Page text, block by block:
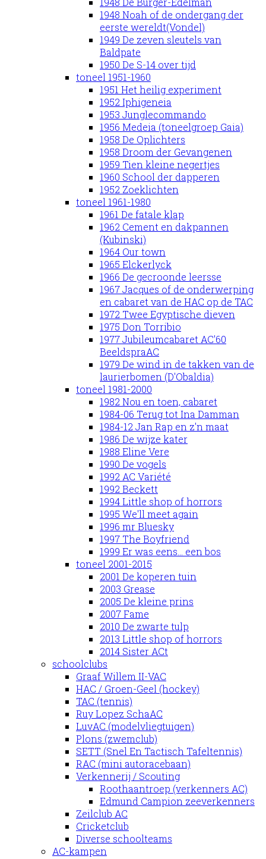
1948 Noah of de ondergang der
eerste wereldt(Vondel)
1949 De zeven sleutels van
Baldpate
1950 De S-14 over tijd
toneel 1951-1960
1951 Het heilig experiment
1952 Iphigeneia
1953 Junglecommando
1956 Medeia (toneelgroep Gaia)
1958 De Oplichters
1958 Droom der Gevangenen
1959 Tien kleine negertjes
1960 School der dapperen
1952 Zoeklichten
toneel 1961-1980
1961 De fatale klap
1962 Cement en dakpannen
(Kubinski)
1964 Our town
1965 Elckerlyck
1966 De gecroonde leersse
1967 Jacques of de onderwerping
en cabaret van de HAC op de TAC
1972 Twee Egyptische dieven
1975 Don Torribio
1977 Jubileumcabaret AC'60
BeeldspraAC
1979 De wind in de takken van de
laurierbomen (D'Obaldia)
toneel 1981-2000
1982 Nou en toen, cabaret
1984-06 Terug tot Ina Damman
1984-12 Jan Rap en z'n maat
1986 De wijze kater
1988 Eline Vere
1990 De vogels
1992 AC Variété
1992 Beckett
1994 Little shop of horrors
1995 We'll meet again
1996 mr Bluesky
1997 The Boyfriend
1999 Er was eens... een bos
toneel 2001-2015
2001 De koperen tuin
2003 Grease
2005 De kleine prins
2007 Fame
2010 De zwarte tulp
2013 Little shop of horrors
2014 Sister ACt
schoolclubs
Graaf Willem II-VAC
HAC / Groen-Geel (hockey)
TAC (tennis)
Ruy Lopez SchaAC
LuvAC (modelvliegtuigen)
Plons (zwemclub)
SETT (Snel En Tactisch Tafeltennis)
RAC (mini autoracebaan)
Verkennerij / Scouting
Roothaantroep (verkenners AC)
Edmund Campion zeeverkenners
Zeilclub AC
Cricketclub
Diverse schoolteams
AC-kampen